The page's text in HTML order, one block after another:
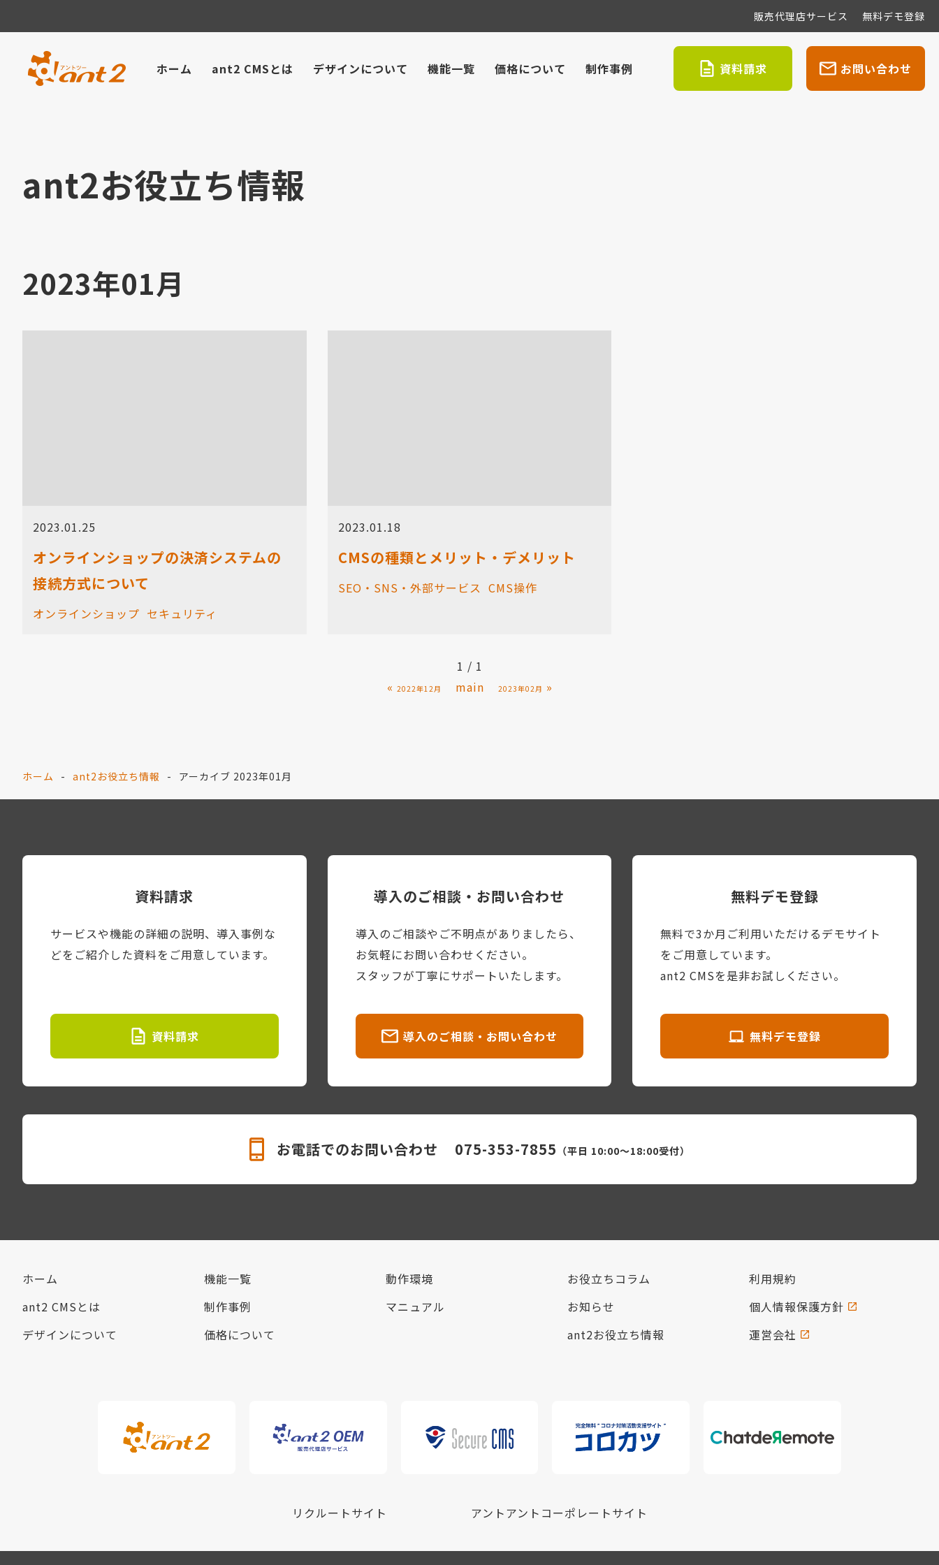
販売代理店サービス 無料デモ登録
ホーム ant2 CMSとは デザインについて 機能一覧 価格について 制作事例 資料請求 お問い合わせ
ant2お役立ち情報
2023年01月
オンラインショップの決済システムの
接続方式について
2023.01.25
オンラインショップ セキュリティ
CMSの種類とメリット・デメリット
2023.01.18
SEO・SNS・外部サービス CMS操作
1 / 1
« 2022年12月 main 2023年02月 »
ホーム ant2お役立ち情報 アーカイブ 2023年01月
資料請求
サービスや機能の詳細の説明、導入事例な
どをご紹介した資料をご用意しています。
資料請求
導入のご相談・お問い合わせ
導入のご相談やご不明点がありましたら、
お気軽にお問い合わせください。
スタッフが丁寧にサポートいたします。
導入のご相談・お問い合わせ
無料デモ登録
無料で3か月ご利用いただけるデモサイト
をご用意しています。
ant2 CMSを是非お試しください。
無料デモ登録
お電話でのお問い合わせ 075-353-7855 （平日 10:00〜18:00受付）
ホーム
ant2 CMSとは
デザインについて
機能一覧
制作事例
価格について
動作環境
マニュアル
お役立ちコラム
お知らせ
ant2お役立ち情報
利用規約
個人情報保護方針
運営会社
リクルートサイト アントアントコーポレートサイト